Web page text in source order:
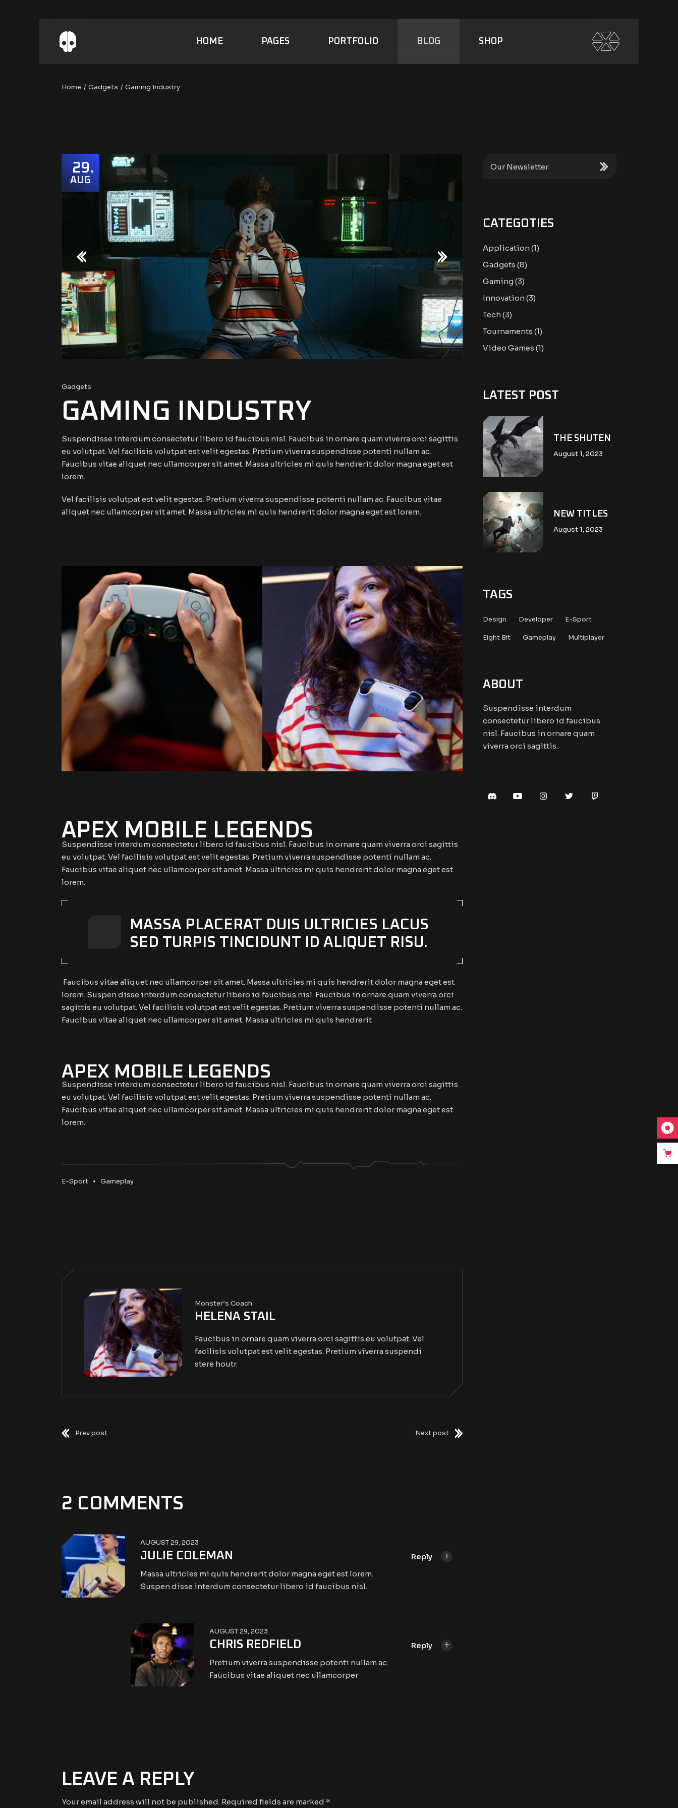
HOME PAGES PORTFOLIO BLOG SHOP
Home Gadgets Gaming Industry
29
AUG
Gadgets
GAMING INDUSTRY
Suspendisse interdum consectetur libero id faucibus nisl. Faucibus in ornare quam viverra orci sagittis
eu volutpat. Vel facilisis volutpat est velit egestas. Pretium viverra suspendisse potenti nullam ac.
Faucibus vitae aliquet nec ullamcorper sit amet. Massa ultricies mi quis hendrerit dolor magna eget est
lorem.
Vel facilisis volutpat est velit egestas. Pretium viverra suspendisse potenti nullam ac. Faucibus vitae
aliquet nec ullamcorper sit amet. Massa ultricies mi quis hendrerit dolor magna eget est lorem.
APEX MOBILE LEGENDS
Suspendisse interdum consectetur libero id faucibus nisl. Faucibus in ornare quam viverra orci sagittis
eu volutpat. Vel facilisis volutpat est velit egestas. Pretium viverra suspendisse potenti nullam ac.
Faucibus vitae aliquet nec ullamcorper sit amet. Massa ultricies mi quis hendrerit dolor magna eget est
lorem.
MASSA PLACERAT DUIS ULTRICIES LACUS
SED TURPIS TINCIDUNT ID ALIQUET RISU.
Faucibus vitae aliquet nec ullamcorper sit amet. Massa ultricies mi quis hendrerit dolor magna eget est
lorem. Suspen disse interdum consectetur libero id faucibus nisl. Faucibus in ornare quam viverra orci
sagittis eu volutpat. Vel facilisis volutpat est velit egestas. Pretium viverra suspendisse potenti nullam ac.
Faucibus vitae aliquet nec ullamcorper sit amet. Massa ultricies mi quis hendrerit
APEX MOBILE LEGENDS
Suspendisse interdum consectetur libero id faucibus nisl. Faucibus in ornare quam viverra orci sagittis
eu volutpat. Vel facilisis volutpat est velit egestas. Pretium viverra suspendisse potenti nullam ac.
Faucibus vitae aliquet nec ullamcorper sit amet. Massa ultricies mi quis hendrerit dolor magna eget est
lorem.
E-Sport Gameplay
Monster’s Coach
HELENA STAIL
Faucibus in ornare quam viverra orci sagittis eu volutpat. Vel
facilisis volutpat est velit egestas. Pretium viverra suspendi
stere houtr.
Prev post Next post
2 COMMENTS
AUGUST 29, 2023
JULIE COLEMAN
Reply
Massa ultricies mi quis hendrerit dolor magna eget est lorem.
Suspen disse interdum consectetur libero id faucibus nisl.
AUGUST 29, 2023
CHRIS REDFIELD
Reply
Pretium viverra suspendisse potenti nullam ac.
Faucibus vitae aliquet nec ullamcorper
LEAVE A REPLY
Your email address will not be published. Required fields are marked *
CATEGOTIES
Application(1)
Gadgets (8)
Gaming(3)
Innovation(3)
Tech(3)
Tournaments (1)
Video Games (1)
LATEST POST
THE SHUTEN
August 1, 2023
NEW TITLES
August 1, 2023
TAGS
Design Developer E-Sport
Eight Bit Gameplay Multiplayer
ABOUT
Suspendisse interdum
consectetur libero id faucibus
nisl. Faucibus in ornare quam
viverra orci sagittis.